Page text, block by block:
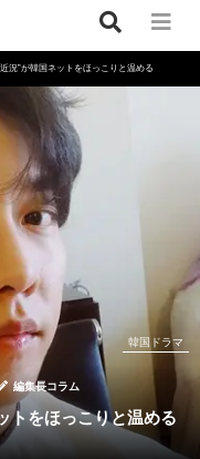
況”が韓国ネットをほっこりと温める
編集長コラム
韓国ドラマ
ットをほっこりと温める